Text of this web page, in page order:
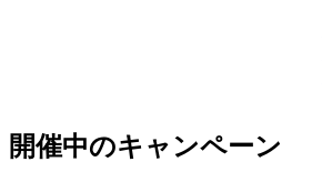
開催中のキャンペーン